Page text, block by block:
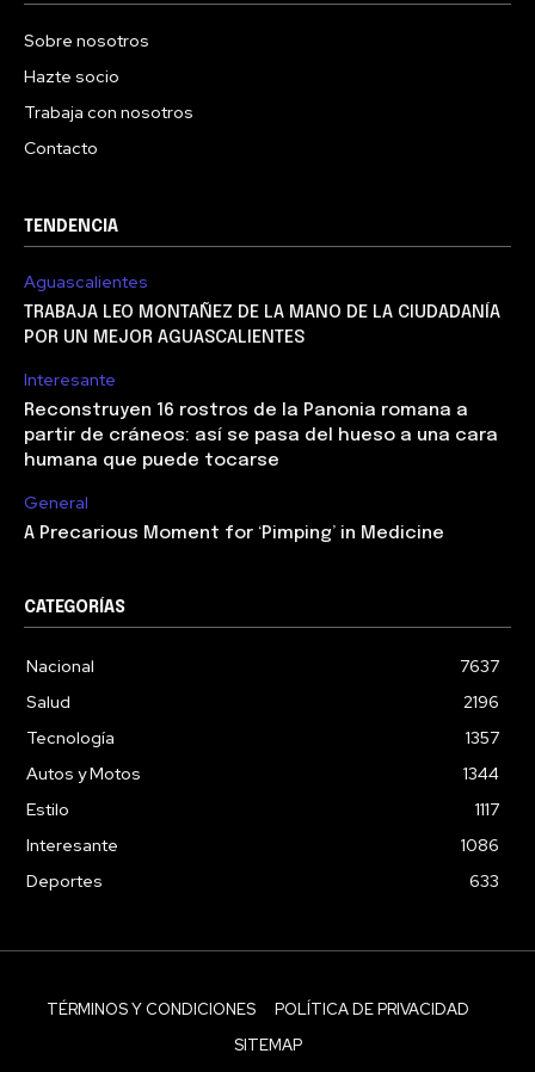
Sobre nosotros
Hazte socio
Trabaja con nosotros
Contacto
TENDENCIA
Aguascalientes
TRABAJA LEO MONTAÑEZ DE LA MANO DE LA CIUDADANÍA
POR UN MEJOR AGUASCALIENTES
Interesante
Reconstruyen 16 rostros de la Panonia romana a
partir de cráneos: así se pasa del hueso a una cara
humana que puede tocarse
General
A Precarious Moment for ‘Pimping’ in Medicine
CATEGORÍAS
Nacional
7637
Salud
2196
Tecnología
1357
Autos y Motos
1344
Estilo
1117
Interesante
1086
Deportes
633
TÉRMINOS Y CONDICIONES
POLÍTICA DE PRIVACIDAD
SITEMAP